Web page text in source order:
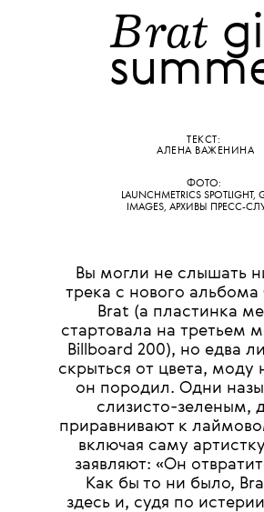
Brat
ТЕКСТ:
АЛЕНА ВАЖЕНИНА
ФОТО:
LAUNCHMETRICS SPOTLIGHT,
IMAGES, АРХИВЫ ПРЕСС-
Вы могли не слышать
трека с нового альбома
Brat (а пластинка
стартовала на третьем
Billboard 200), но едва
скрыться от цвета, моду
он породил. Одни
слизисто-зеленым,
приравнивают к
включая саму
заявляют: «Он
Как бы то ни было,
здесь и, судя по